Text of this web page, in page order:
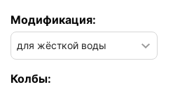
Модификация:
Колбы: